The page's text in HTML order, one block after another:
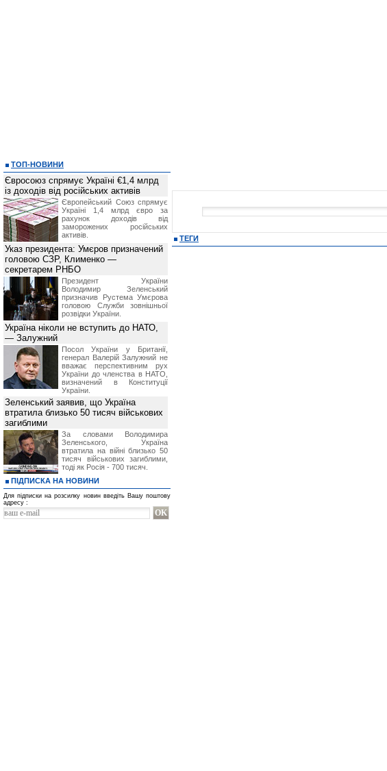
ТЕГИ
ТОП-НОВИНИ
Євросоюз спрямує Україні €1,4 млрд
із доходів від російських активів
Європейський Союз спрямує
Україні 1,4 млрд євро за
рахунок доходів від
заморожених російських
активів.
Указ президента: Умєров призначений
головою СЗР, Клименко —
секретарем РНБО
Президент України
Володимир Зеленський
призначив Pустема Умєрова
головою Служби зовнішньої
розвідки України.
Україна ніколи не вступить до НАТО,
— Залужний
Посол України у Британії,
генерал Валерій Залужний не
вважає перспективним рух
України до членства в НАТО,
визначений в Конституції
України.
Зеленський заявив, що Україна
втратила близько 50 тисяч військових
загиблими
За словами Володимира
Зеленського, Україна
втратила на війні близько 50
тисяч військових загиблими,
тоді як Росія - 700 тисяч.
ПІДПИСКА НА НОВИНИ
Для підписки на розсилку новин введіть Вашу поштову
адресу :